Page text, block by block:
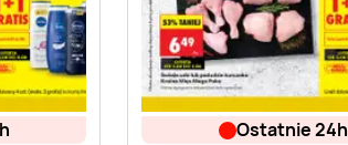
ostatnie 24h